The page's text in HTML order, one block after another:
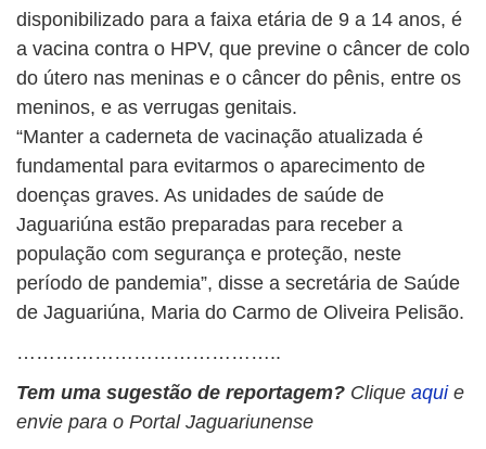
disponibilizado para a faixa etária de 9 a 14 anos, é
a vacina contra o HPV, que previne o câncer de colo
do útero nas meninas e o câncer do pênis, entre os
meninos, e as verrugas genitais.
“Manter a caderneta de vacinação atualizada é
fundamental para evitarmos o aparecimento de
doenças graves. As unidades de saúde de
Jaguariúna estão preparadas para receber a
população com segurança e proteção, neste
período de pandemia”, disse a secretária de Saúde
de Jaguariúna, Maria do Carmo de Oliveira Pelisão.
…………………………………..
Tem uma sugestão de reportagem? Clique aqui e
envie para o Portal Jaguariunense